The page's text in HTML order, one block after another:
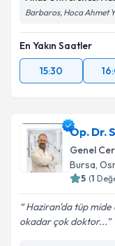
Barbaros, Hoca Ahmet
En Yakın Saatler
15:30
Op. Dr.
Genel
Bursa,
5 (1
Haziran'da tüp mide
okadar çok doktor...